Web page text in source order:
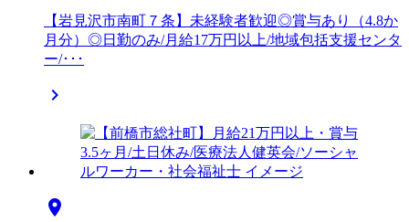
【岩見沢市南町７条】未経験者歓迎◎賞与あり（4.8か
月分）◎日勤のみ/月給17万円以上/地域包括支援センタ
ー/･･･

